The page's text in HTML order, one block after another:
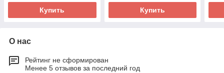
Купить Купить
О нас
Рейтинг не сформирован
Менее 5 отзывов за последний год